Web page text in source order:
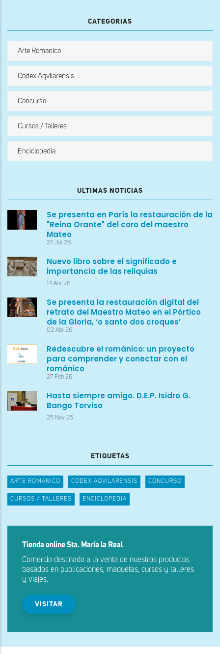
CATEGORIAS
Arte Romanico
Codex Aqvilarensis
Concurso
Cursos / Talleres
Enciclopedia
ULTIMAS NOTICIAS
Se presenta en París la restauración de la
"Reina Orante" del coro del maestro
Mateo
27 Jul 26
Nuevo libro sobre el significado e
importancia de las reliquias
14 Abr 26
Se presenta la restauración digital del
retrato del Maestro Mateo en el Pórtico
de la Gloria, ‘o santo dos croques’
02 Abr 26
Redescubre el románico: un proyecto
para comprender y conectar con el
románico
27 Feb 26
Hasta siempre amigo. D.E.P. Isidro G.
Bango Torviso
25 Nov 25
ETIQUETAS
ARTE ROMANICO CODEX AQVILARENSIS CONCURSO
CURSOS / TALLERES ENCICLOPEDIA
Tienda online Sta. María la Real
Comercio destinado a la venta de nuestros productos
basados en publicaciones, maquetas, cursos y talleres
y viajes.
VISITAR